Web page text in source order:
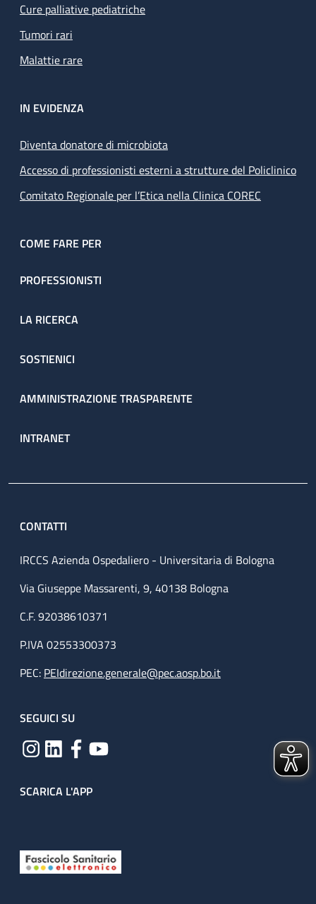
Cure palliative pediatriche
Tumori rari
Malattie rare
IN EVIDENZA
Diventa donatore di microbiota
Accesso di professionisti esterni a strutture del Policlinico
Comitato Regionale per l’Etica nella Clinica COREC
COME FARE PER
PROFESSIONISTI
LA RICERCA
SOSTIENICI
AMMINISTRAZIONE TRASPARENTE
INTRANET
CONTATTI
IRCCS Azienda Ospedaliero - Universitaria di Bologna
Via Giuseppe Massarenti, 9, 40138 Bologna
C.F. 92038610371
P.IVA 02553300373
PEC: PEIdirezione.generale@pec.aosp.bo.it
SEGUICI SU
SCARICA L'APP